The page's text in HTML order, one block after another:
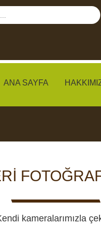
ANA SAYFA
CCTV
kameralarımızla